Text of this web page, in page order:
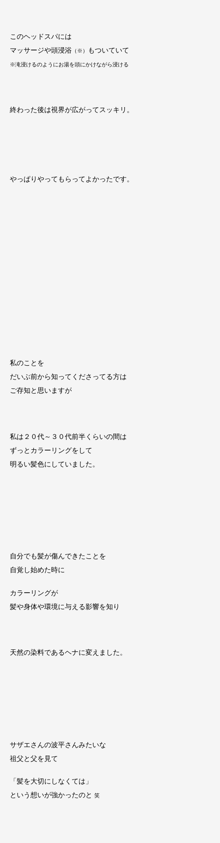
このヘッドスパには
マッサージや頭浸浴 （※） もついていて
※滝浸けるのようにお湯を頭にかけながら浸ける
終わった後は視界が広がってスッキリ。
やっぱりやってもらってよかったです。
私のことを
だいぶ前から知ってくださってる方は
ご存知と思いますが
私は２０代～３０代前半くらいの間は
ずっとカラーリングをして
明るい髪色にしていました。
自分でも髪が傷んできたことを
自覚し始めた時に
カラーリングが
髪や身体や環境に与える影響を知り
天然の染料であるヘナに変えました。
サザエさんの波平さんみたいな
祖父と父を見て
「髪を大切にしなくては」
という想いが強かったのと 笑